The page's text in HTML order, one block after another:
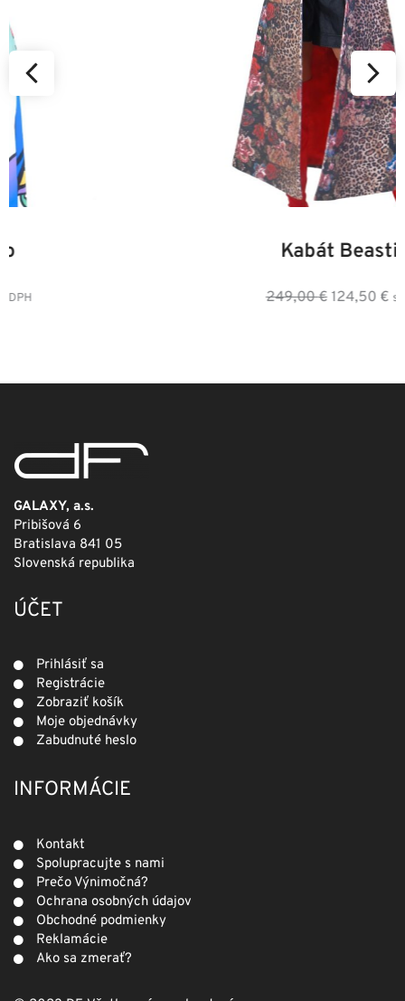
Aktuálna
s DPH
GALAXY, a.s.
Pribišová 6
Bratislava 841 05
Slovenská republika
ÚČET
Prihlásiť sa
Registrácie
Zobraziť košík
Moje objednávky
Zabudnuté heslo
INFORMÁCIE
Kontakt
Spolupracujte s nami
Prečo Výnimočná?
Ochrana osobných údajov
Obchodné podmienky
Reklamácie
Ako sa zmerať?